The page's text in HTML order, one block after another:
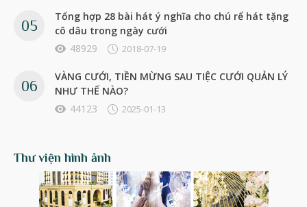
Tổng hợp 28 bài hát ý nghĩa cho chú rể hát tặng
cô dâu trong ngày cưới
48929
2018-07-19
VÀNG CƯỚI, TIỀN MỪNG SAU TIỆC CƯỚI QUẢN LÝ
NHƯ THẾ NÀO?
44123
2025-01-13
Thư viện hình ảnh